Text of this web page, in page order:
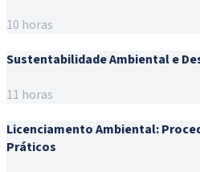
10 horas
Sustentabilidade Ambiental e
11 horas
Licenciamento Ambiental:
Práticos